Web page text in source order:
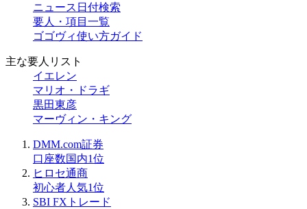
ニュース日付検索
要人・項目一覧
ゴゴヴィ使い方ガイド
主な要人リスト
イエレン
マリオ・ドラギ
黒田東彦
マーヴィン・キング
DMM.com証券
口座数国内1位
ヒロセ通商
初心者人気1位
SBI FXトレード